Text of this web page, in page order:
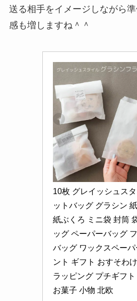
送る相手をイメージしながら
感も増しますね＾＾
10枚 グレイッシュス
ットバッグ グラシン
紙ぶくろ ミニ袋 封筒
ッグ ペーパーバッグ
バッグ ワックスペー
ント ギフト おすそわ
ラッピング プチギフ
お菓子 小物 北欧